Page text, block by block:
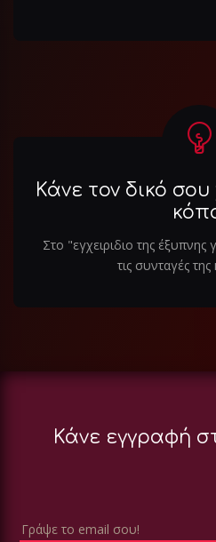
Κάνε τον δικό
Στο "εγχειριδιο της έξυπνης
τις συνταγές της
Κάνε εγγραφή